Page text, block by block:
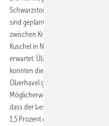
Schwarzstorchbestände durch
sind geplante Eignungsflächen bei
zwischen Kremmen und
Kuschel in Neuruppin ursprünglich
erwartet. Über die Gründe für die
konnten die Regionalplaner nur
Oberhavel gehört zu den
Möglicherweise könnte von
dass der beschlossene
1,5 Prozent der Fläche in dem